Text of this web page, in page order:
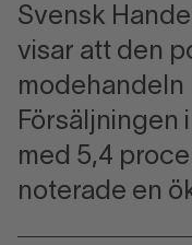
Svensk
visar att den
modehandeln
Försäljningen
med 5,4
noterade en